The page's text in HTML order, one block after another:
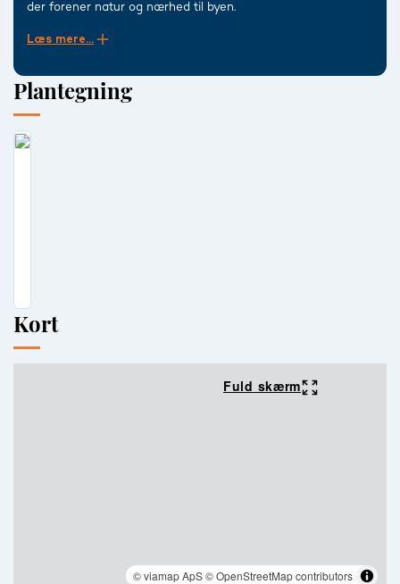
der forener natur og nærhed til byen.
Læs mere...
Plantegning
Kort
Fuld skærm
© viamap ApS© OpenStreetMap contributors